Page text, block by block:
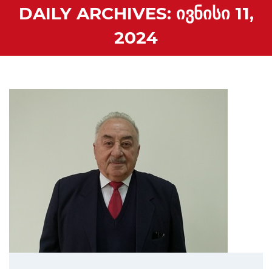
DAILY ARCHIVES: ᲘᲕᲜᲘᲡᲘ 11,
2024